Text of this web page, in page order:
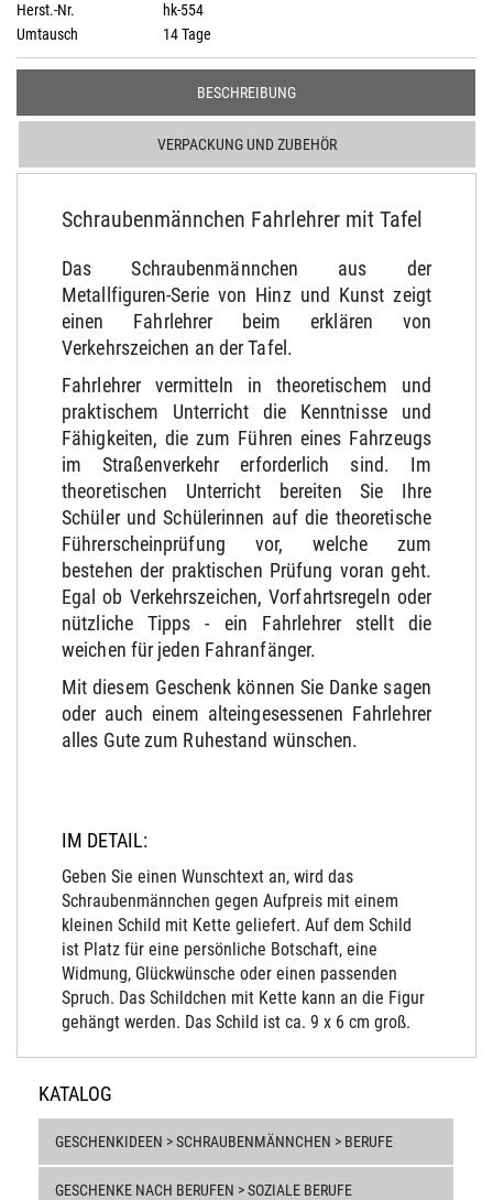
Herst.-Nr.
hk-554
Umtausch
14 Tage
BESCHREIBUNG
VERPACKUNG UND ZUBEHÖR
Schraubenmännchen Fahrlehrer mit Tafel
Das Schraubenmännchen aus der
Metallfiguren-Serie von Hinz und Kunst zeigt
einen Fahrlehrer beim erklären von
Verkehrszeichen an der Tafel.
Fahrlehrer vermitteln in theoretischem und
praktischem Unterricht die Kenntnisse und
Fähigkeiten, die zum Führen eines Fahrzeugs
im Straßenverkehr erforderlich sind. Im
theoretischen Unterricht bereiten Sie Ihre
Schüler und Schülerinnen auf die theoretische
Führerscheinprüfung vor, welche zum
bestehen der praktischen Prüfung voran geht.
Egal ob Verkehrszeichen, Vorfahrtsregeln oder
nützliche Tipps - ein Fahrlehrer stellt die
weichen für jeden Fahranfänger.
Mit diesem Geschenk können Sie Danke sagen
oder auch einem alteingesessenen Fahrlehrer
alles Gute zum Ruhestand wünschen.
IM DETAIL:
Geben Sie einen Wunschtext an, wird das
Schraubenmännchen gegen Aufpreis mit einem
kleinen Schild mit Kette geliefert. Auf dem Schild
ist Platz für eine persönliche Botschaft, eine
Widmung, Glückwünsche oder einen passenden
Spruch. Das Schildchen mit Kette kann an die Figur
gehängt werden. Das Schild ist ca. 9 x 6 cm groß.
KATALOG
GESCHENKIDEEN > SCHRAUBENMÄNNCHEN > BERUFE
GESCHENKE NACH BERUFEN > SOZIALE BERUFE